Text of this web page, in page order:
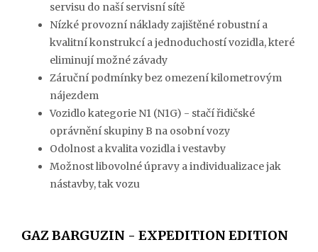
servisu do naší servisní sítě
Nízké provozní náklady zajištěné robustní a
kvalitní konstrukcí a jednoduchostí vozidla, které
eliminují možné závady
Záruční podmínky bez omezení kilometrovým
nájezdem
Vozidlo kategorie N1 (N1G) - stačí řidičské
oprávnění skupiny B na osobní vozy
Odolnost a kvalita vozidla i vestavby
Možnost libovolné úpravy a individualizace jak
nástavby, tak vozu
GAZ BARGUZIN - EXPEDITION EDITION